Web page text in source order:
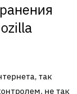
так
не так